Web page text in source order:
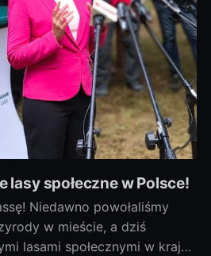
lasy społeczne w Polsce!
Niedawno powołaliśmy
w mieście, a dziś
lasami społecznymi w kraju!